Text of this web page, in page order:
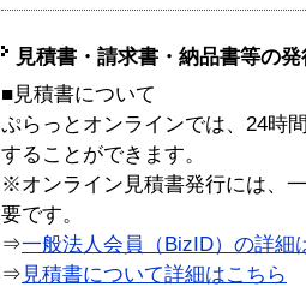
見積書・請求書・納品書等の
■見積書について
ぷらっとオンラインでは、24時
することができます。
※オンライン見積書発行には、
要です。
⇒一般法人会員（BizID）の詳細
⇒ 見積書について詳細はこちら